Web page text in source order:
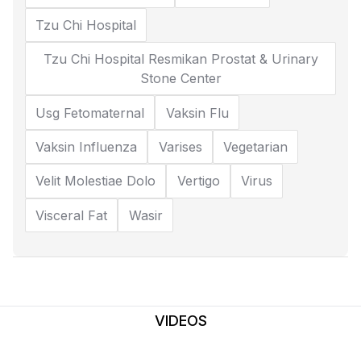
Tzu Chi Hospital
Tzu Chi Hospital Resmikan Prostat & Urinary
Stone Center
Usg Fetomaternal Vaksin Flu
Vaksin Influenza Varises Vegetarian
Velit Molestiae Dolo Vertigo Virus
Visceral Fat Wasir
VIDEOS